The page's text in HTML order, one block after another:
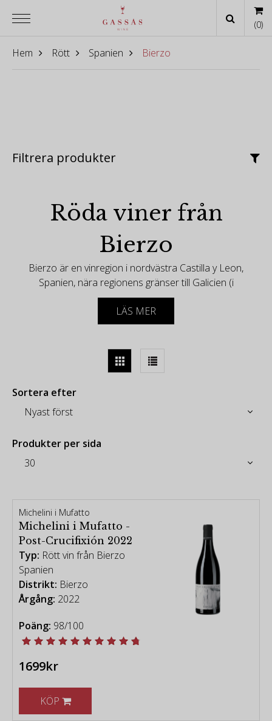
Hem Rött Spanien Bierzo
Filtrera produkter
Röda viner från
Bierzo
Bierzo är en vinregion i nordvästra Castilla y Leon,
Spanien, nära regionens gränser till Galicien (i
väster) och Asturien i norr. Bierzos
vinodlingsområde består av två delar: Bierzo Alto
(hög Bierzo), en mineralrik och bergig terräng där
Bierzo Bajo (låg Bierzo), en bred och grönskande
slätt.
Detta område var en gång bebott av romarna, som
utvann många ton guld, och reliker av deras närvaro
var en viktig vattenväg då och förblir så idag, även
vinmakaren Alvaro Palacios från Priorat-
berömdheten etablerade vingårdar.
[vintage chart - Robert Parker Wine Advocate]
Vita viner från Bierzo
LÄS MER
Sortera efter
Produkter per sida
Michelini i Mufatto
Michelini i Mufatto -
Post-Crucifixión 2022
Typ: Rött vin från Bierzo
Spanien
Distrikt: Bierzo
Årgång: 2022
Poäng: 98/100
1699kr
KÖP
(0)